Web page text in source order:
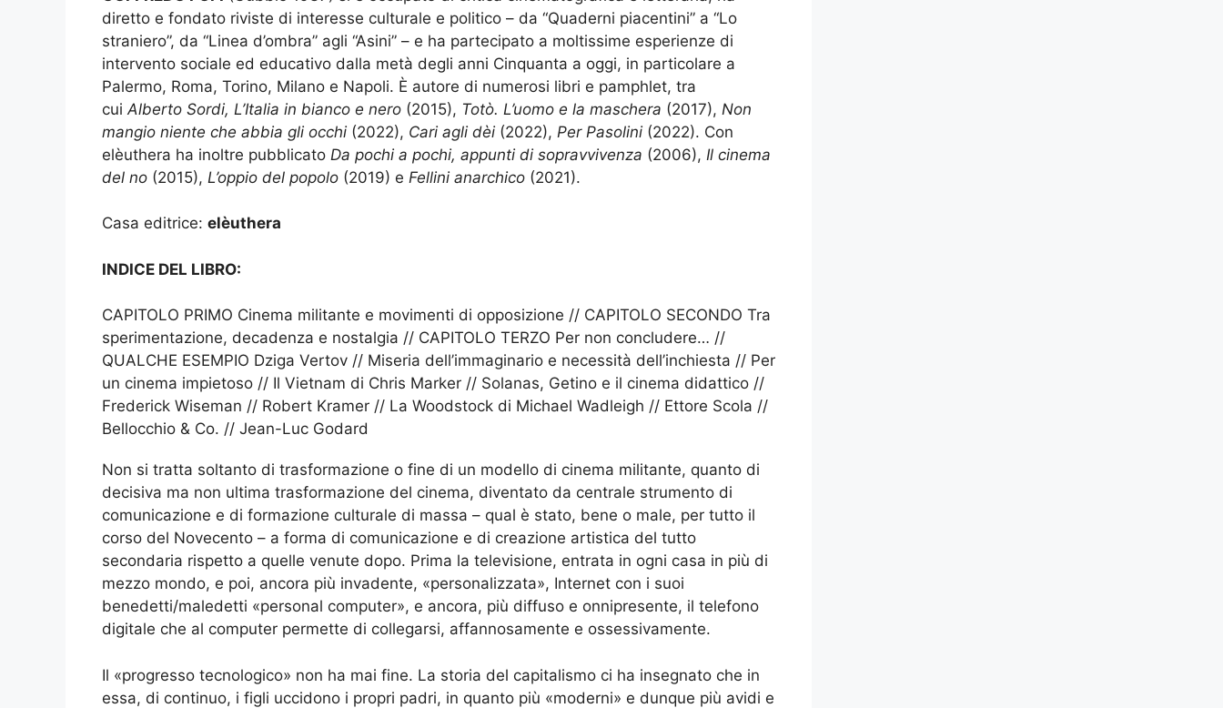
diretto e fondato riviste di interesse culturale e politico – da “Quaderni piacentini” a “Lo
straniero”, da “Linea d’ombra” agli “Asini” – e ha partecipato a moltissime esperienze di
intervento sociale ed educativo dalla metà degli anni Cinquanta a oggi, in particolare a
Palermo, Roma, Torino, Milano e Napoli. È autore di numerosi libri e pamphlet, tra
cui Alberto Sordi, L’Italia in bianco e nero (2015), Totò. L’uomo e la maschera (2017), Non
mangio niente che abbia gli occhi (2022), Cari agli dèi (2022), Per Pasolini (2022). Con
elèuthera ha inoltre pubblicato Da pochi a pochi, appunti di sopravvivenza (2006), Il cinema
del no (2015), L’oppio del popolo (2019) e Fellini anarchico (2021).
Casa editrice: elèuthera
INDICE DEL LIBRO:
CAPITOLO PRIMO Cinema militante e movimenti di opposizione // CAPITOLO SECONDO Tra
sperimentazione, decadenza e nostalgia // CAPITOLO TERZO Per non concludere… //
QUALCHE ESEMPIO Dziga Vertov // Miseria dell’immaginario e necessità dell’inchiesta // Per
un cinema impietoso // Il Vietnam di Chris Marker // Solanas, Getino e il cinema didattico //
Frederick Wiseman // Robert Kramer // La Woodstock di Michael Wadleigh // Ettore Scola //
Bellocchio & Co. // Jean-Luc Godard
Non si tratta soltanto di trasformazione o fine di un modello di cinema militante, quanto di
decisiva ma non ultima trasformazione del cinema, diventato da centrale strumento di
comunicazione e di formazione culturale di massa – qual è stato, bene o male, per tutto il
corso del Novecento – a forma di comunicazione e di creazione artistica del tutto
secondaria rispetto a quelle venute dopo. Prima la televisione, entrata in ogni casa in più di
mezzo mondo, e poi, ancora più invadente, «personalizzata», Internet con i suoi
benedetti/maledetti «personal computer», e ancora, più diffuso e onnipresente, il telefono
digitale che al computer permette di collegarsi, affannosamente e ossessivamente.
Il «progresso tecnologico» non ha mai fine. La storia del capitalismo ci ha insegnato che in
essa, di continuo, i figli uccidono i propri padri, in quanto più «moderni» e dunque più avidi e